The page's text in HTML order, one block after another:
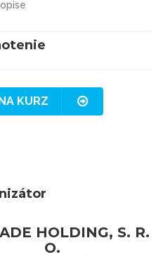
KURZ
HOLDING, S. R.
O.